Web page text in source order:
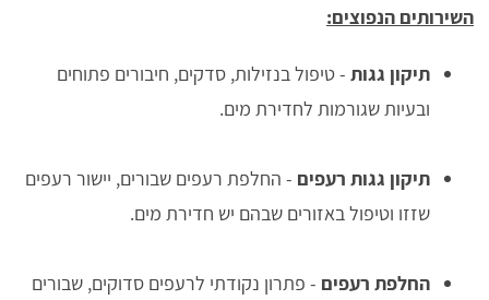
השירותים הנפוצים:
תיקון גגות - טיפול בנזילות, סדקים, חיבורים פתוחים
ובעיות שגורמות לחדירת מים.
תיקון גגות רעפים - החלפת רעפים שבורים, יישור רעפים
שזזו וטיפול באזורים שבהם יש חדירת מים.
החלפת רעפים - פתרון נקודתי לרעפים סדוקים, שבורים